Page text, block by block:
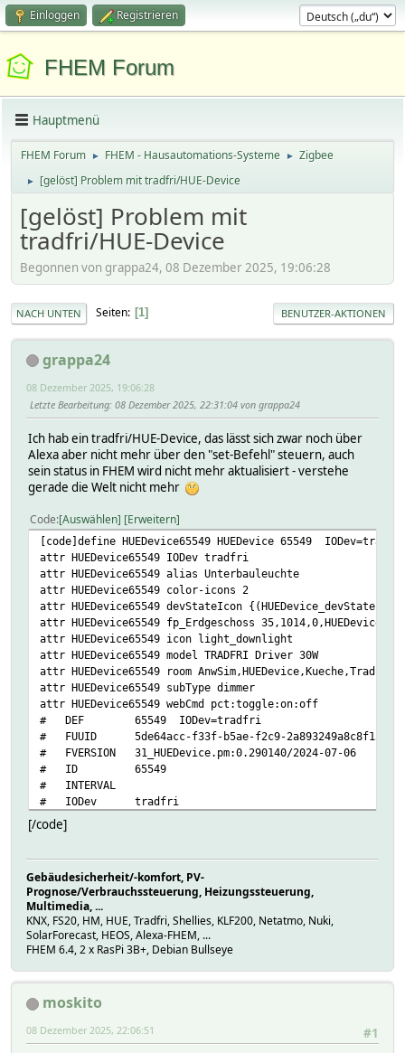
Einloggen Registrieren
FHEM Forum
Hauptmenü
FHEM Forum ► FHEM - Hausautomations-Systeme ► Zigbee
► [gelöst] Problem mit tradfri/HUE-Device
[gelöst] Problem mit
tradfri/HUE-Device
Begonnen von grappa24, 08 Dezember 2025, 19:06:28
NACH UNTEN Seiten 1 BENUTZER-AKTIONEN
grappa24
08 Dezember 2025, 19:06:28
Letzte Bearbeitung: 08 Dezember 2025, 22:31:04 von grappa24
Ich hab ein tradfri/HUE-Device, das lässt sich zwar noch über
Alexa aber nicht mehr über den "set-Befehl" steuern, auch
sein status in FHEM wird nicht mehr aktualisiert - verstehe
gerade die Welt nicht mehr
Code Auswählen Erweitern
[code]define HUEDevice65549 HUEDevice 65549
attr HUEDevice65549 IODev tradfri
attr HUEDevice65549 alias Unterbauleuchte
attr HUEDevice65549 color-icons 2
attr HUEDevice65549 devStateIcon
attr HUEDevice65549 fp_Erdgeschoss
attr HUEDevice65549 icon light_downlight
attr HUEDevice65549 model TRADFRI Driver 30W
attr HUEDevice65549 room AnwSim,HUEDevice,Kueche,Tradfri
attr HUEDevice65549 subType dimmer
attr HUEDevice65549 webCmd pct:toggle:on:off
# DEF 65549 IODev=tradfri
# FUUID 5de64acc-f33f-b5ae-f2c9-2a893249a8c8f13e
# FVERSION 31_HUEDevice.pm:0.290140/2024-07-06
# ID 65549
# INTERVAL
# IODev tradfri
# NAME HUEDevice65549
# NR 511
# TYPE HUEDevice
# desired 0
# READINGS:
# 2025-12-08 16:54:45 IODev tradfri
# 2025-12-04 17:17:46 bri 119
# 2025-12-05 17:49:34 pct 47
# 2025-12-04 17:17:46 reachable 1
# helper:
# alert
[/code]
Gebäudesicherheit/-komfort, PV-
Prognose/Verbrauchssteuerung, Heizungssteuerung,
Multimedia, ...
KNX, FS20, HM, HUE, Tradfri, Shellies, KLF200, Netatmo, Nuki,
SolarForecast, HEOS, Alexa-FHEM, ...
FHEM 6.4, 2 x RasPi 3B+, Debian Bullseye
moskito
#1
08 Dezember 2025, 22:06:51